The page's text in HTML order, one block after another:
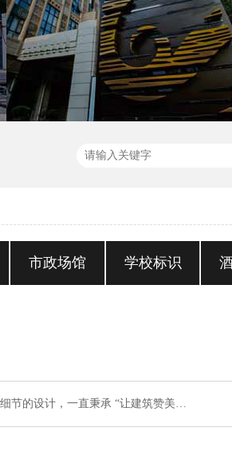
市政场馆 学校标识
节的设计，一直秉承 “让建筑赞美…